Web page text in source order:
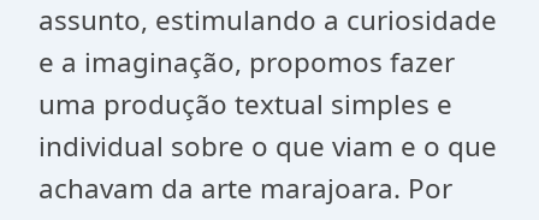
assunto, estimulando a curiosidade
e a imaginação, propomos fazer
uma produção textual simples e
individual sobre o que viam e o que
achavam da arte marajoara. Por